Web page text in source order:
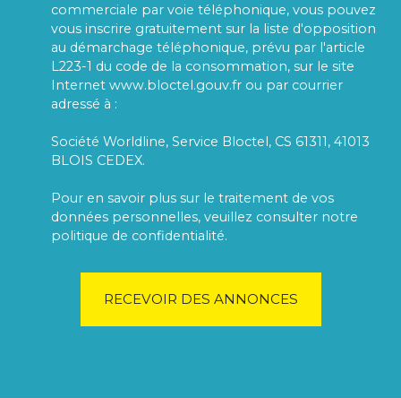
commerciale par voie téléphonique, vous pouvez
vous inscrire gratuitement sur la liste d'opposition
au démarchage téléphonique, prévu par l'article
L223-1 du code de la consommation, sur le site
Internet www.bloctel.gouv.fr ou par courrier
adressé à :
Société Worldline, Service Bloctel, CS 61311, 41013
BLOIS CEDEX.
Pour en savoir plus sur le traitement de vos
données personnelles, veuillez consulter notre
politique de confidentialité.
RECEVOIR DES ANNONCES